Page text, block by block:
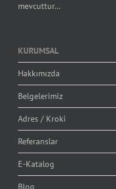
mevcuttur…
KURUMSAL
Hakkımızda
Belgelerimiz
Adres / Kroki
Referanslar
E-Katalog
Blog